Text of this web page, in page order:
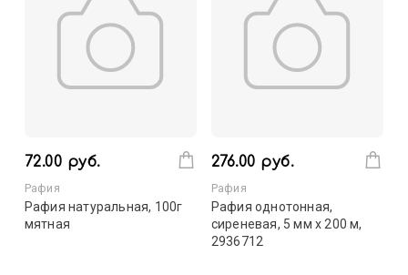
72.00 руб.
Рафия
Рафия натуральная, 100г
мятная
276.00 руб.
Рафия
Рафия однотонная,
сиреневая, 5 мм х 200 м,
2936712